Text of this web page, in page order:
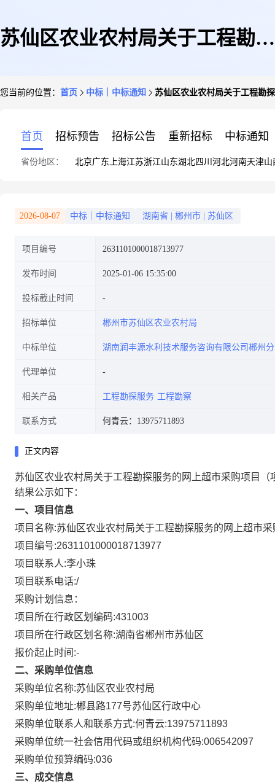
苏仙区农业农村局关于工程勘探
您当前的位置： 首页 中标｜中标通知 苏仙区农业农村局关于工程勘
首页 招标预告 招标公告 重新招标 中标通知
省份地区： 北京广东 上海江苏浙江山东湖北四川 河北河南天津山
2026-08-07 中标｜中标通知 湖南省 郴州市 苏仙区
项目编号 2631101000018713977
发布时间 2025-01-06 15:35:00
投标截止时间
招标单位 郴州市苏仙区农业农村局
中标单位 湖南润丰源水利技术服务咨询有限公司郴州
代理单位
相关产品 工程勘探服务 工程勘察
联系方式 何青云：13975711893
正文内容
苏仙区农业农村局关于工程勘探服务的网上超市采购项目
结果公示如下：
一、项目信息
项目名称:苏仙区农业农村局关于工程勘探服务的网上超市采
项目编号:2631101000018713977
项目联系人:李小珠
项目联系电话:/
采购计划信息：
项目所在行政区划编码:431003
项目所在行政区划名称:湖南省郴州市苏仙区
报价起止时间:-
二、采购单位信息
采购单位名称:苏仙区农业农村局
采购单位地址:郴县路177号苏仙区行政中心
采购单位联系人和联系方式:何青云:13975711893
采购单位统一社会信用代码或组织机构代码:006542097
采购单位预算编码:036
三、成交信息